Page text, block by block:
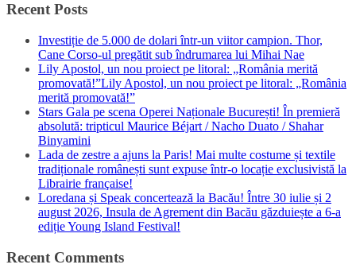
Recent Posts
Investiție de 5.000 de dolari într-un viitor campion. Thor,
Cane Corso-ul pregătit sub îndrumarea lui Mihai Nae
Lily Apostol, un nou proiect pe litoral: „România merită
promovată!”Lily Apostol, un nou proiect pe litoral: „România
merită promovată!”
Stars Gala pe scena Operei Naționale București! În premieră
absolută: tripticul Maurice Béjart / Nacho Duato / Shahar
Binyamini
Lada de zestre a ajuns la Paris! Mai multe costume și textile
tradiționale românești sunt expuse într-o locație exclusivistă la
Librairie française!
Loredana și Speak concertează la Bacău! Între 30 iulie și 2
august 2026, Insula de Agrement din Bacău găzduiește a 6-a
ediție Young Island Festival!
Recent Comments